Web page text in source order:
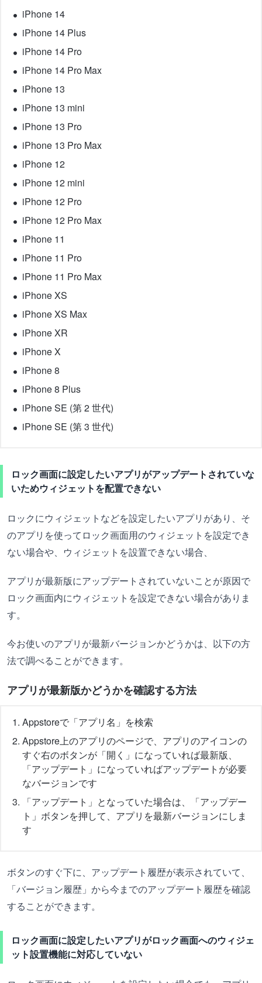
iPhone 14
iPhone 14 Plus
iPhone 14 Pro
iPhone 14 Pro Max
iPhone 13
iPhone 13 mini
iPhone 13 Pro
iPhone 13 Pro Max
iPhone 12
iPhone 12 mini
iPhone 12 Pro
iPhone 12 Pro Max
iPhone 11
iPhone 11 Pro
iPhone 11 Pro Max
iPhone XS
iPhone XS Max
iPhone XR
iPhone X
iPhone 8
iPhone 8 Plus
iPhone SE (第 2 世代)
iPhone SE (第 3 世代)
ロック画面に設定したいアプリがアップデートされていな
いためウィジェットを配置できない
ロックにウィジェットなどを設定したいアプリがあり、そ
のアプリを使ってロック画面用のウィジェットを設定でき
ない場合や、ウィジェットを設置できない場合、
アプリが最新版にアップデートされていないことが原因で
ロック画面内にウィジェットを設定できない場合がありま
す。
今お使いのアプリが最新バージョンかどうかは、以下の方
法で調べることができます。
アプリが最新版かどうかを確認する方法
Appstoreで「アプリ名」を検索
Appstore上のアプリのページで、アプリのアイコンの
すぐ右のボタンが「開く」になっていれば最新版、
「アップデート」になっていればアップデートが必要
なバージョンです
「アップデート」となっていた場合は、「アップデー
ト」ボタンを押して、アプリを最新バージョンにしま
す
ボタンのすぐ下に、アップデート履歴が表示されていて、
「バージョン履歴」から今までのアップデート履歴を確認
することができます。
ロック画面に設定したいアプリがロック画面へのウィジェ
ット設置機能に対応していない